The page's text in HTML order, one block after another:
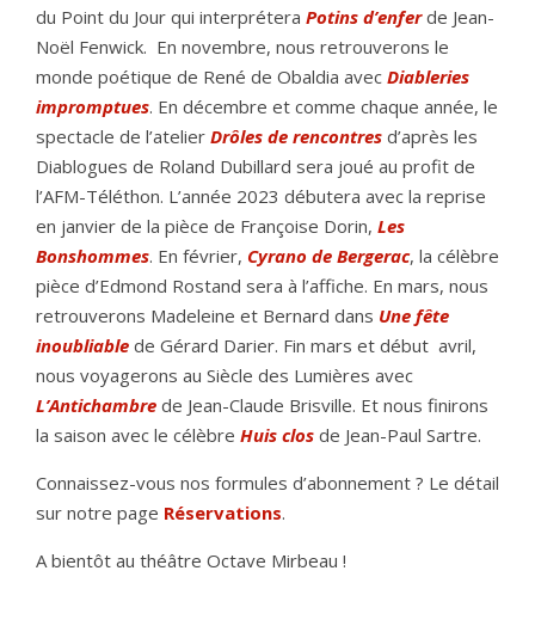
du Point du Jour qui interprétera Potins d’enferde Jean-
Noël Fenwick. En novembre, nous retrouverons le
monde poétique de René de Obaldia avec Diableries
impromptues. En décembre et comme chaque année, le
spectacle de l’atelier Drôles de rencontres d’après les
Diablogues de Roland Dubillard sera joué au profit de
l’AFM-Téléthon. L’année 2023 débutera avec la reprise
en janvier de la pièce de Françoise Dorin, Les
Bonshommes. En février, Cyrano de Bergerac, la célèbre
pièce d’Edmond Rostand sera à l’affiche. En mars, nous
retrouverons Madeleine et Bernard dans Une fête
inoubliable de Gérard Darier. Fin mars et début avril,
nous voyagerons au Siècle des Lumières avec
L’Antichambre de Jean-Claude Brisville. Et nous finirons
la saison avec le célèbre Huis clos de Jean-Paul Sartre.
Connaissez-vous nos formules d’abonnement ? Le détail
sur notre page Réservations.
A bientôt au théâtre Octave Mirbeau !